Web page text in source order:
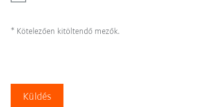
* Kötelezően kitöltendő mezők.
Küldés